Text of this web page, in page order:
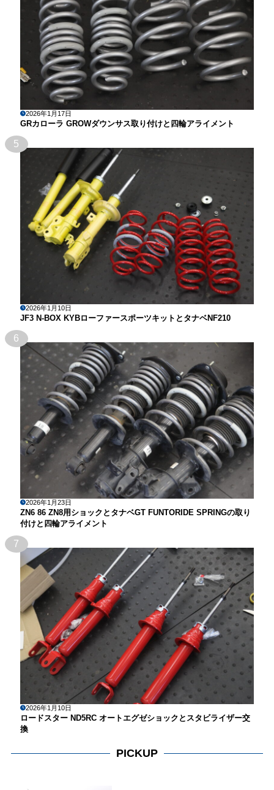
2026年1月17日
GRカローラ GROWダウンサス取り付けと四輪アライメント
5
2026年1月10日
JF3 N-BOX KYBローファースポーツキットとタナベNF210
6
2026年1月23日
ZN6 86 ZN8用ショックとタナベGT FUNTORIDE SPRINGの取り
付けと四輪アライメント
7
2026年1月10日
ロードスター ND5RC オートエグゼショックとスタビライザー交
換
PICKUP